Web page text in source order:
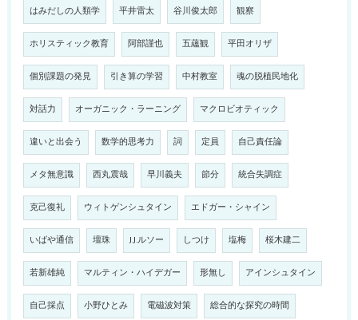
はみだしの人類学 平井雷太 谷川俊太郎 観察
ホリスティック教育 阿部謹也 五蘊観 平田オリザ
個別課題の発見 引き算の学習 中村教室 魂の脱植民地化
対話力 オーガニック・ラーニング マクロビオティック
違いと出会う 数学的思考力 詞 定員 自己責任論
メタ無意識 西丸震哉 早川義夫 節分 統合失調症
克己復礼 ウィトゲンシュタイン エドガー・シャイン
いばや通信 壇珠 J.J.ルソー しつけ 塩梅 桜木建二
若新雄純 マルティン・ハイデガー 形無し アインシュタイン
自己採点 小野ひとみ 電磁波対策 総合的な探究の時間